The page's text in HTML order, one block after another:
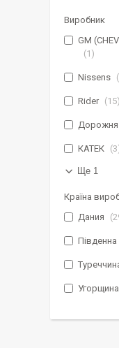
Виробник
GM
1
Nissens
Rider 15
Дорожня
КАТЕК 3
Ще 1
Країна
Дания
Угорщина